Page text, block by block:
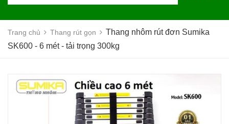
Trang chủ Thang rút gọn
Thang nhôm rút đơn Sumika
SK600 - 6 mét - tải trọng 300kg